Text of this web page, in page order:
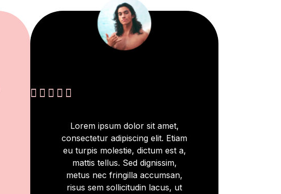
    
Lorem ipsum dolor sit amet,
consectetur adipiscing elit. Etiam
eu turpis molestie, dictum est a,
mattis tellus. Sed dignissim,
metus nec fringilla accumsan,
risus sem sollicitudin lacus, ut